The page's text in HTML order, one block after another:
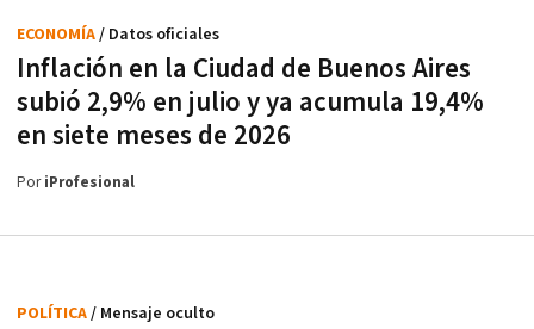
Inflación en la Ciudad de Buenos Aires
subió 2,9% en julio y ya acumula 19,4%
en siete meses de 2026
ECONOMÍA/ Datos oficiales
PoriProfesional
POLÍTICA/ Mensaje oculto